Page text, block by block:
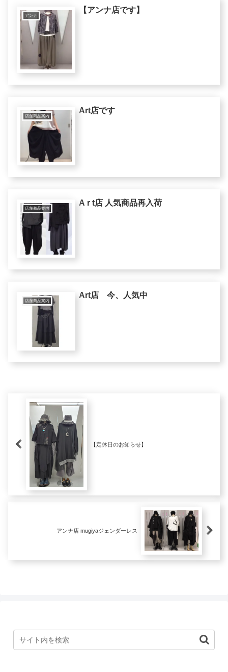
アンナ
【アンナ店です】
店舗商品案内
Art店です
店舗商品案内
A r t店 人気商品再入荷
店舗商品案内
Art店 今、人気中
【定休日のお知らせ】
アンナ店 mugiyaジェンダーレス